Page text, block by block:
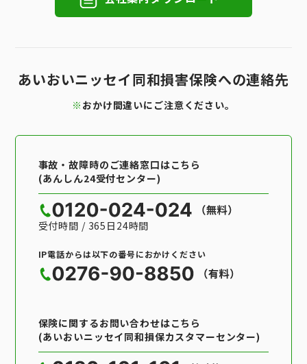
あいおいニッセイ同和損害保険への連絡先
※ おかけ間違いにご注意ください。
事故・故障時のご連絡窓口はこちら
(あんしん24受付センター)
受付時間 / 365日24時間
IP電話からは以下の番号におかけください
保険に関するお問い合わせはこちら
(あいおいニッセイ同和損保カスタマーセンター)